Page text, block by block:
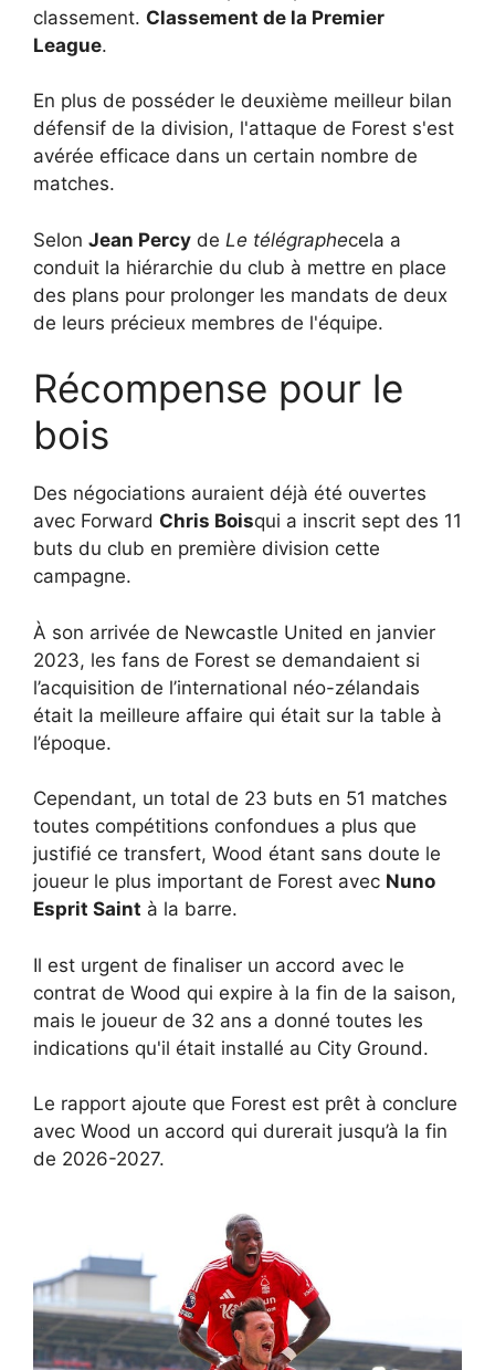
classement. Classement de la Premier
League.
En plus de posséder le deuxième meilleur bilan
défensif de la division, l'attaque de Forest s'est
avérée efficace dans un certain nombre de
matches.
Selon Jean Percy de Le télégraphecela a
conduit la hiérarchie du club à mettre en place
des plans pour prolonger les mandats de deux
de leurs précieux membres de l'équipe.
Récompense pour le
bois
Des négociations auraient déjà été ouvertes
avec Forward Chris Boisqui a inscrit sept des 11
buts du club en première division cette
campagne.
À son arrivée de Newcastle United en janvier
2023, les fans de Forest se demandaient si
l’acquisition de l’international néo-zélandais
était la meilleure affaire qui était sur la table à
l’époque.
Cependant, un total de 23 buts en 51 matches
toutes compétitions confondues a plus que
justifié ce transfert, Wood étant sans doute le
joueur le plus important de Forest avec Nuno
Esprit Saint à la barre.
Il est urgent de finaliser un accord avec le
contrat de Wood qui expire à la fin de la saison,
mais le joueur de 32 ans a donné toutes les
indications qu'il était installé au City Ground.
Le rapport ajoute que Forest est prêt à conclure
avec Wood un accord qui durerait jusqu’à la fin
de 2026-2027.